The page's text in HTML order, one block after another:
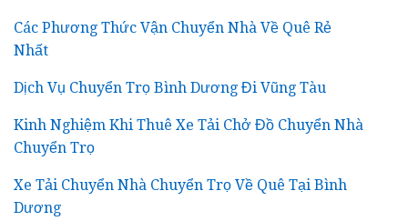
Các Phương Thức Vận Chuyển Nhà Về Quê Rẻ
Nhất
Dịch Vụ Chuyển Trọ Bình Dương Đi Vũng Tàu
Kinh Nghiệm Khi Thuê Xe Tải Chở Đồ Chuyển Nhà
Chuyển Trọ
Xe Tải Chuyển Nhà Chuyển Trọ Về Quê Tại Bình
Dương